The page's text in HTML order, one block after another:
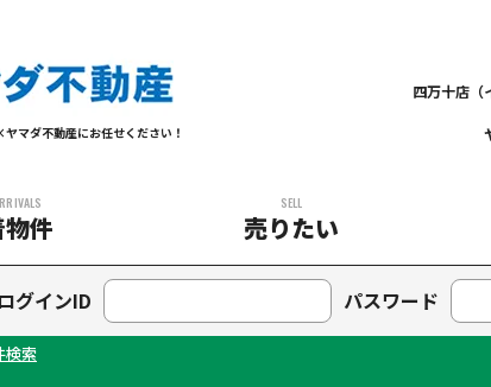
マダ不動産にお任せください！
四万十店（
件
SELL
売りたい
ログインID パスワード
検索